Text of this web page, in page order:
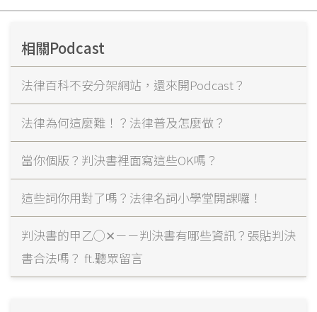
相關Podcast
法律百科不安分架網站，還來開Podcast？
法律為何這麼難！？法律普及怎麼做？
當你個版？判決書裡面寫這些OK嗎？
這些詞你用對了嗎？法律名詞小學堂開課囉！
判決書的甲乙◯✕－－判決書有哪些資訊？張貼判決
書合法嗎？ ft.聽眾留言